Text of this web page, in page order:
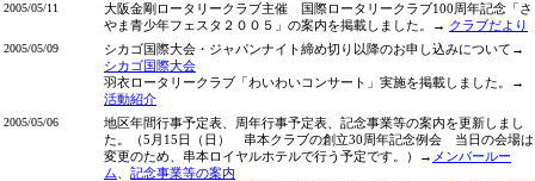
2005/05/11
大阪金剛ロータリークラブ主催 国際ロータリークラブ100周年記念「さ
やま青少年フェスタ２００５」の案内を掲載しました。→ クラブだより
2005/05/09
シカゴ国際大会・ジャパンナイト締め切り以降のお申し込みについて→
シカゴ国際大会
羽衣ロータリークラブ「わいわいコンサート」実施を掲載しました。→
活動紹介
2005/05/06
地区年間行事予定表、周年行事予定表、記念事業等の案内を更新しまし
た。（5月15日（日） 串本クラブの創立30周年記念例会 当日の会場は
変更のため、串本ロイヤルホテルで行う予定です。）→ メンバールー
ム
記念事業等の案内